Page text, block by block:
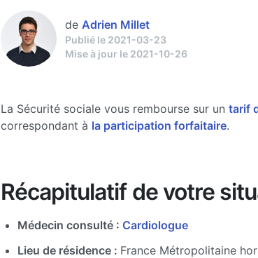
de Adrien Millet
Publié le 2021-03-23
Mise à jour le 2021-10-26
La Sécurité sociale vous rembourse sur un tarif
correspondant à la participation forfaitaire.
Récapitulatif de votre
Médecin consulté : Cardiologue
Lieu de résidence : France Métropolitaine